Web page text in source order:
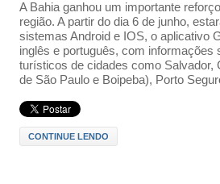
A Bahia ganhou um importante
região. A partir do dia 6 de junho,
sistemas Android e IOS, o aplicativo
inglês e português, com informações
turísticos de cidades como Salvador,
de São Paulo e Boipeba), Porto
CONTINUE LENDO